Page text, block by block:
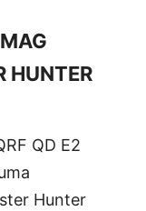
HUNTER
QD E2
Hunter